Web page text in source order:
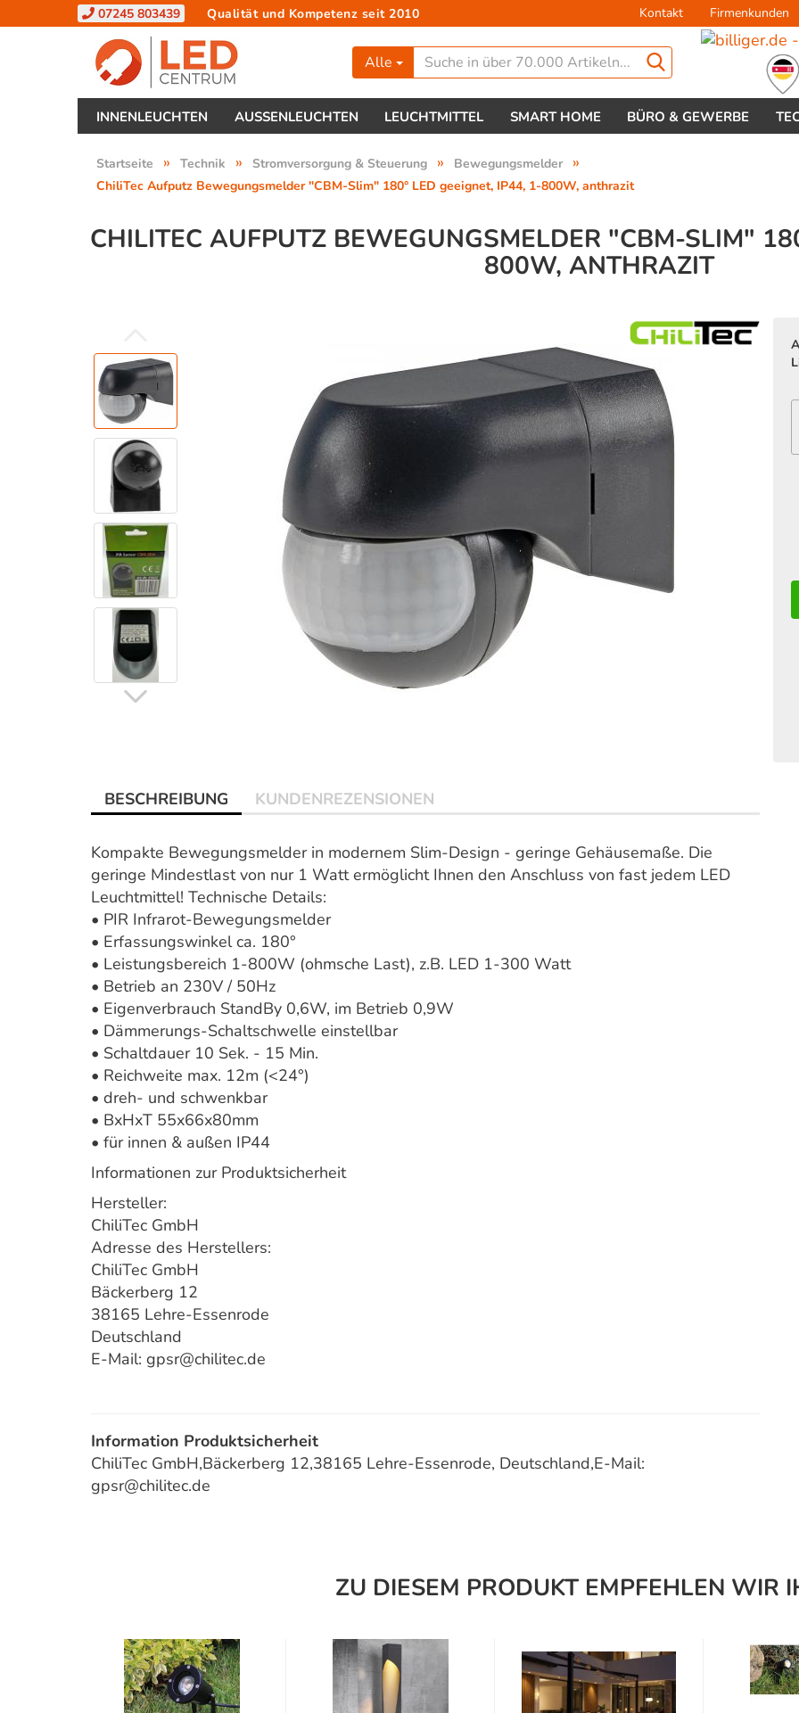
07245 803439 Qualität und Kompetenz seit 2010 Kontakt Firmenkunden
Lieferland
Alle
INNENLEUCHTEN AUSSENLEUCHTEN LEUCHTMITTEL SMART HOME BÜRO & GEWERBE
Startseite » Technik » Stromversorgung & Steuerung » Bewegungsmelder »
ChiliTec Aufputz Bewegungsmelder "CBM-Slim" 180° LED geeignet, IP44, 1-800W, anthrazit
CHILITEC AUFPUTZ BEWEGUNGSMELDER "CBM-SLIM"
800W, ANTHRAZIT
BESCHREIBUNG KUNDENREZENSIONEN
Kompakte Bewegungsmelder in modernem Slim-Design - geringe Gehäusemaße. Die
geringe Mindestlast von nur 1 Watt ermöglicht Ihnen den Anschluss von fast jedem LED
Leuchtmittel! Technische Details:
• PIR Infrarot-Bewegungsmelder
• Erfassungswinkel ca. 180°
• Leistungsbereich 1-800W (ohmsche Last), z.B. LED 1-300 Watt
• Betrieb an 230V / 50Hz
• Eigenverbrauch StandBy 0,6W, im Betrieb 0,9W
• Dämmerungs-Schaltschwelle einstellbar
• Schaltdauer 10 Sek. - 15 Min.
• Reichweite max. 12m (<24°)
• dreh- und schwenkbar
• BxHxT 55x66x80mm
• für innen & außen IP44
Informationen zur Produktsicherheit
Hersteller:
ChiliTec GmbH
Adresse des Herstellers:
ChiliTec GmbH
Bäckerberg 12
38165 Lehre-Essenrode
Deutschland
E-Mail: gpsr@chilitec.de
Information Produktsicherheit
ChiliTec GmbH,Bäckerberg 12,38165 Lehre-Essenrode, Deutschland,E-Mail:
gpsr@chilitec.de
ZU DIESEM PRODUKT EMPFEHLEN WIR